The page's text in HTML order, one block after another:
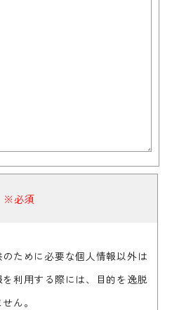
※必須
ために必要な個人情報以外は
利用する際には、目的を逸脱
ん。